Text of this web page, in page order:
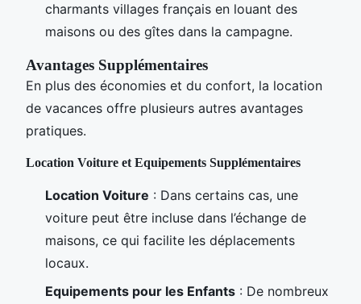
charmants villages français en louant des
maisons ou des gîtes dans la campagne.
Avantages Supplémentaires
En plus des économies et du confort, la location
de vacances offre plusieurs autres avantages
pratiques.
Location Voiture et Equipements Supplémentaires
Location Voiture : Dans certains cas, une
voiture peut être incluse dans l’échange de
maisons, ce qui facilite les déplacements
locaux.
Equipements pour les Enfants : De nombreux